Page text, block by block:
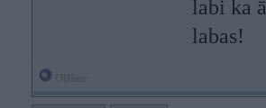
labi ka
labas!